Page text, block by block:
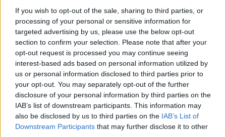
If you wish to opt-out of the sale, sharing to third parties, or
processing of your personal or sensitive information for
targeted advertising by us, please use the below opt-out
section to confirm your selection. Please note that after your
opt-out request is processed you may continue seeing
interest-based ads based on personal information utilized by
us or personal information disclosed to third parties prior to
your opt-out. You may separately opt-out of the further
disclosure of your personal information by third parties on the
IAB’s list of downstream participants. This information may
also be disclosed by us to third parties on the IAB’s List of
Downstream Participants that may further disclose it to other
bele is bújik egy-egy felelevenített karakter bőrébe.
Sajnálhatjuk, hogy egyetlen előadásrészleten kívül nem esik
szó a valamikori, Schilling Árpád vezette Krétakör Színházról.
Mucsi oszlopos tagja volt a szép emlékű társulatnak
Csákányi Eszter, Láng Annamária, Péterfy Bori, Sárosdi Lilla,
illetve Bánki Gergely, Gyabronka József, Nagy Zsolt, Rába
Roland és Terhes Sándor mellett.